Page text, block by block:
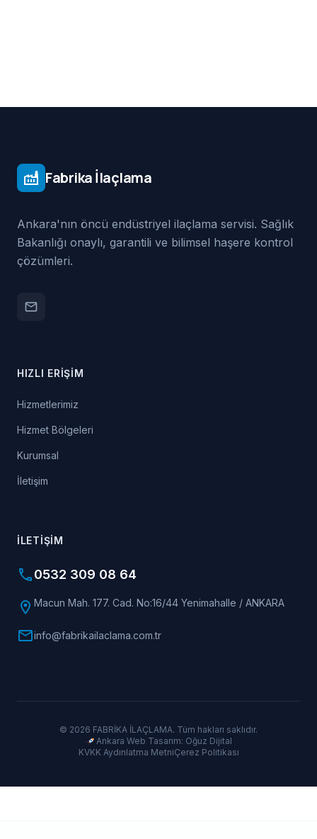
factory Fabrika İlaçlama
Ankara'nın öncü endüstriyel ilaçlama servisi. Sağlık
Bakanlığı onaylı, garantili ve bilimsel haşere kontrol
çözümleri.
email
HIZLI ERIŞIM
Hizmetlerimiz
Hizmet Bölgeleri
Kurumsal
İletişim
İLETIŞIM
phone0532 309 08 64
location_on Macun Mah. 177. Cad. No:16/44 Yenimahalle / ANKARA
mailinfo@fabrikailaclama.com.tr
© 2026 FABRİKA İLAÇLAMA. Tüm hakları saklıdır.
Ankara Web Tasarım: Oğuz Dijital
KVKK Aydınlatma MetniÇerez Politikası